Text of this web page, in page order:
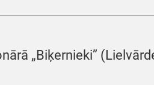
„Biķernieki”